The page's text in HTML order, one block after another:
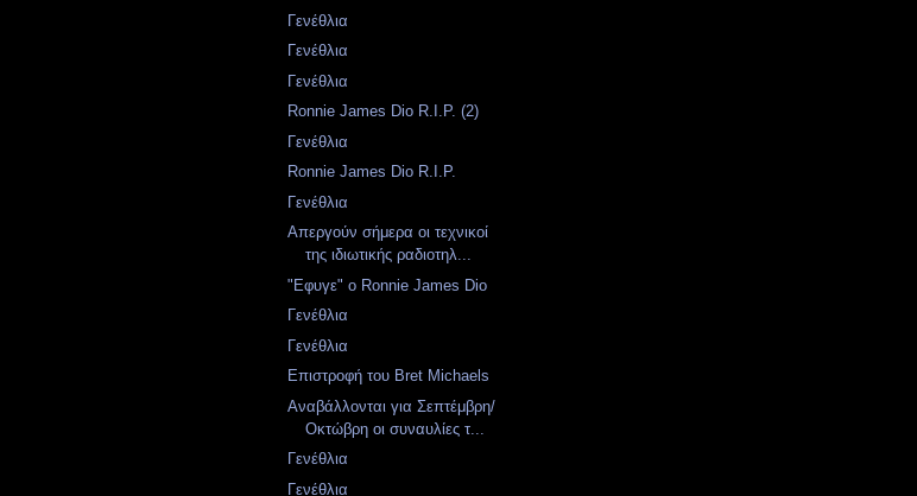
Γενέθλια
Γενέθλια
Γενέθλια
Ronnie James Dio R.I.P. (2)
Γενέθλια
Ronnie James Dio R.I.P.
Γενέθλια
Απεργούν σήμερα οι τεχνικοί
της ιδιωτικής ραδιοτηλ...
"Εφυγε" ο Ronnie James Dio
Γενέθλια
Γενέθλια
Επιστροφή του Bret Michaels
Αναβάλλονται για Σεπτέμβρη/
Οκτώβρη οι συναυλίες τ...
Γενέθλια
Γενέθλια